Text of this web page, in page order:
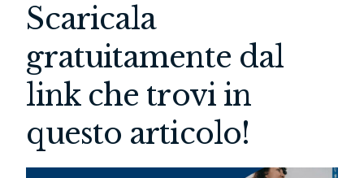
Scaricala
gratuitamente dal
link che trovi in
questo articolo!